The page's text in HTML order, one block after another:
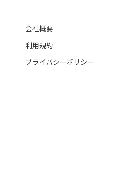
会社概要
利用規約
プライバシーポリシー